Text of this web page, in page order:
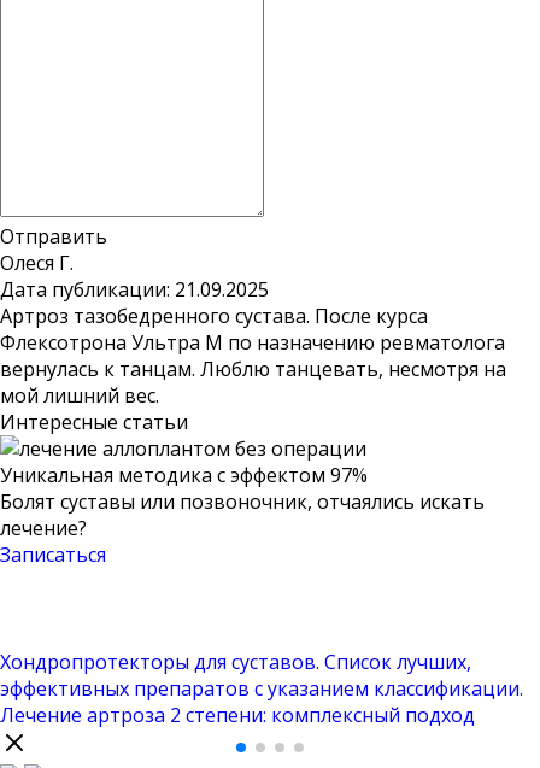
Отправить
Олеся Г.
Дата публикации: 21.09.2025
Артроз тазобедренного сустава. После курса
Флексотрона Ультра М по назначению ревматолога
вернулась к танцам. Люблю танцевать, несмотря на
мой лишний вес.
Интересные статьи
Уникальная методика с эффектом 97%
Болят суставы или позвоночник, отчаялись искать
лечение?
Записаться
Хондропротекторы для суставов. Список лучших,
эффективных препаратов с указанием классификации.
Лечение артроза 2 степени: комплексный подход